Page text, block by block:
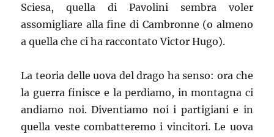
Sciesa, quella di Pavolini sembra voler
assomigliare alla fine di Cambronne (o almeno
a quella che ci ha raccontato Victor Hugo).
La teoria delle uova del drago ha senso: ora che
la guerra finisce e la perdiamo, in montagna ci
andiamo noi. Diventiamo noi i partigiani e in
quella veste combatteremo i vincitori. Le uova